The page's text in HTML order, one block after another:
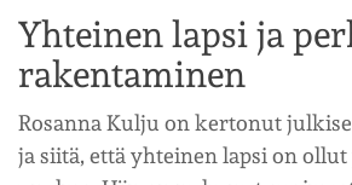
Yhteinen lapsi ja
rakentaminen
Rosanna Kulju on kertonut
ja siitä, että yhteinen lapsi on